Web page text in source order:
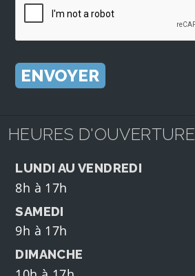
HEURES D'OUVERTURE
LUNDI AU VENDREDI
8h à 17h
SAMEDI
9h à 17h
DIMANCHE